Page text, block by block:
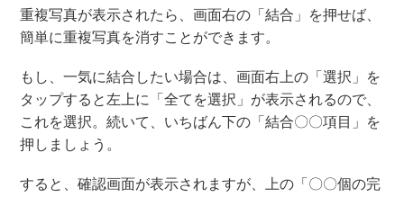
重複写真が表示されたら、画面右の「結合」を押せば、
簡単に重複写真を消すことができます。
もし、一気に結合したい場合は、画面右上の「選択」を
タップすると左上に「全てを選択」が表示されるので、
これを選択。続いて、いちばん下の「結合〇〇項目」を
押しましょう。
すると、確認画面が表示されますが、上の「〇〇個の完